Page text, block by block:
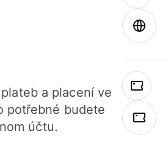
a placení ve
potřebné budete
účtu.